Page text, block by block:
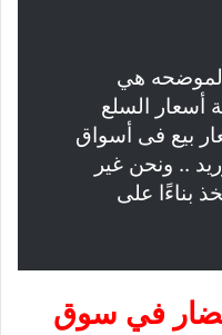
الموضحه هي
أسعار السلع
بيع فى أسواق
.. ونحن غير
بناءًا على
في سوق